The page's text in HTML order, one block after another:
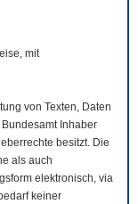
mit
von Texten, Daten
Inhaber
besitzt. Die
als auch
elektronisch, via
keiner